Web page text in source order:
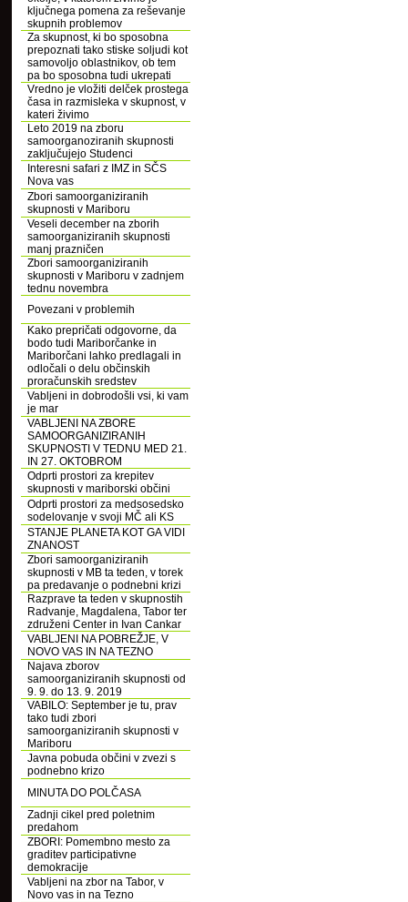
ključnega pomena za reševanje
skupnih problemov
Za skupnost, ki bo sposobna
prepoznati tako stiske soljudi kot
samovoljo oblastnikov, ob tem
pa bo sposobna tudi ukrepati
Vredno je vložiti delček prostega
časa in razmisleka v skupnost, v
kateri živimo
Leto 2019 na zboru
samoorganoziranih skupnosti
zaključujejo Studenci
Interesni safari z IMZ in SČS
Nova vas
Zbori samoorganiziranih
skupnosti v Mariboru
Veseli december na zborih
samoorganiziranih skupnosti
manj prazničen
Zbori samoorganiziranih
skupnosti v Mariboru v zadnjem
tednu novembra
Povezani v problemih
Kako prepričati odgovorne, da
bodo tudi Mariborčanke in
Mariborčani lahko predlagali in
odločali o delu občinskih
proračunskih sredstev
Vabljeni in dobrodošli vsi, ki vam
je mar
VABLJENI NA ZBORE
SAMOORGANIZIRANIH
SKUPNOSTI V TEDNU MED 21.
IN 27. OKTOBROM
Odprti prostori za krepitev
skupnosti v mariborski občini
Odprti prostori za medsosedsko
sodelovanje v svoji MČ ali KS
STANJE PLANETA KOT GA VIDI
ZNANOST
Zbori samoorganiziranih
skupnosti v MB ta teden, v torek
pa predavanje o podnebni krizi
Razprave ta teden v skupnostih
Radvanje, Magdalena, Tabor ter
združeni Center in Ivan Cankar
VABLJENI NA POBREŽJE, V
NOVO VAS IN NA TEZNO
Najava zborov
samoorganiziranih skupnosti od
9. 9. do 13. 9. 2019
VABILO: September je tu, prav
tako tudi zbori
samoorganiziranih skupnosti v
Mariboru
Javna pobuda občini v zvezi s
podnebno krizo
MINUTA DO POLČASA
Zadnji cikel pred poletnim
predahom
ZBORI: Pomembno mesto za
graditev participativne
demokracije
Vabljeni na zbor na Tabor, v
Novo vas in na Tezno